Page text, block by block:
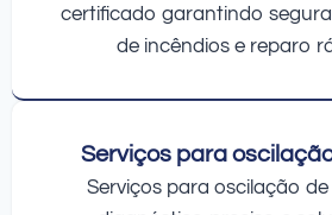
certificado garantindo
de incêndios e reparo
Serviços para
Serviços para oscilação